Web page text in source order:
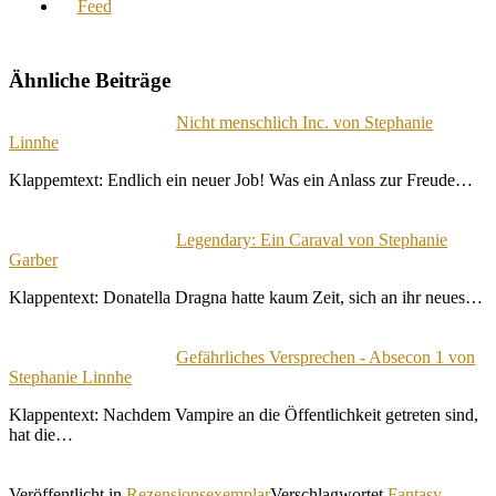
Ähnliche Beiträge
Nicht menschlich Inc. von Stephanie
Linnhe
Klappemtext: Endlich ein neuer Job! Was ein Anlass zur Freude…
Legendary: Ein Caraval von Stephanie
Garber
Klappentext: Donatella Dragna hatte kaum Zeit, sich an ihr neues…
Gefährliches Versprechen - Absecon 1 von
Stephanie Linnhe
Klappentext: Nachdem Vampire an die Öffentlichkeit getreten sind,
hat die…